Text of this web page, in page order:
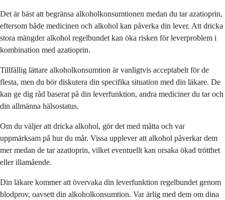
Det är bäst att begränsa alkoholkonsumtionen medan du tar azatioprin,
eftersom både medicinen och alkohol kan påverka din lever. Att dricka
stora mängder alkohol regelbundet kan öka risken för leverproblem i
kombination med azatioprin.
Tillfällig lättare alkoholkonsumtion är vanligtvis acceptabelt för de
flesta, men du bör diskutera din specifika situation med din läkare. De
kan ge dig råd baserat på din leverfunktion, andra mediciner du tar och
din allmänna hälsostatus.
Om du väljer att dricka alkohol, gör det med måtta och var
uppmärksam på hur du mår. Vissa upplever att alkohol påverkar dem
mer medan de tar azatioprin, vilket eventuellt kan orsaka ökad trötthet
eller illamående.
Din läkare kommer att övervaka din leverfunktion regelbundet genom
blodprov, oavsett din alkoholkonsumtion. Var ärlig med dem om dina